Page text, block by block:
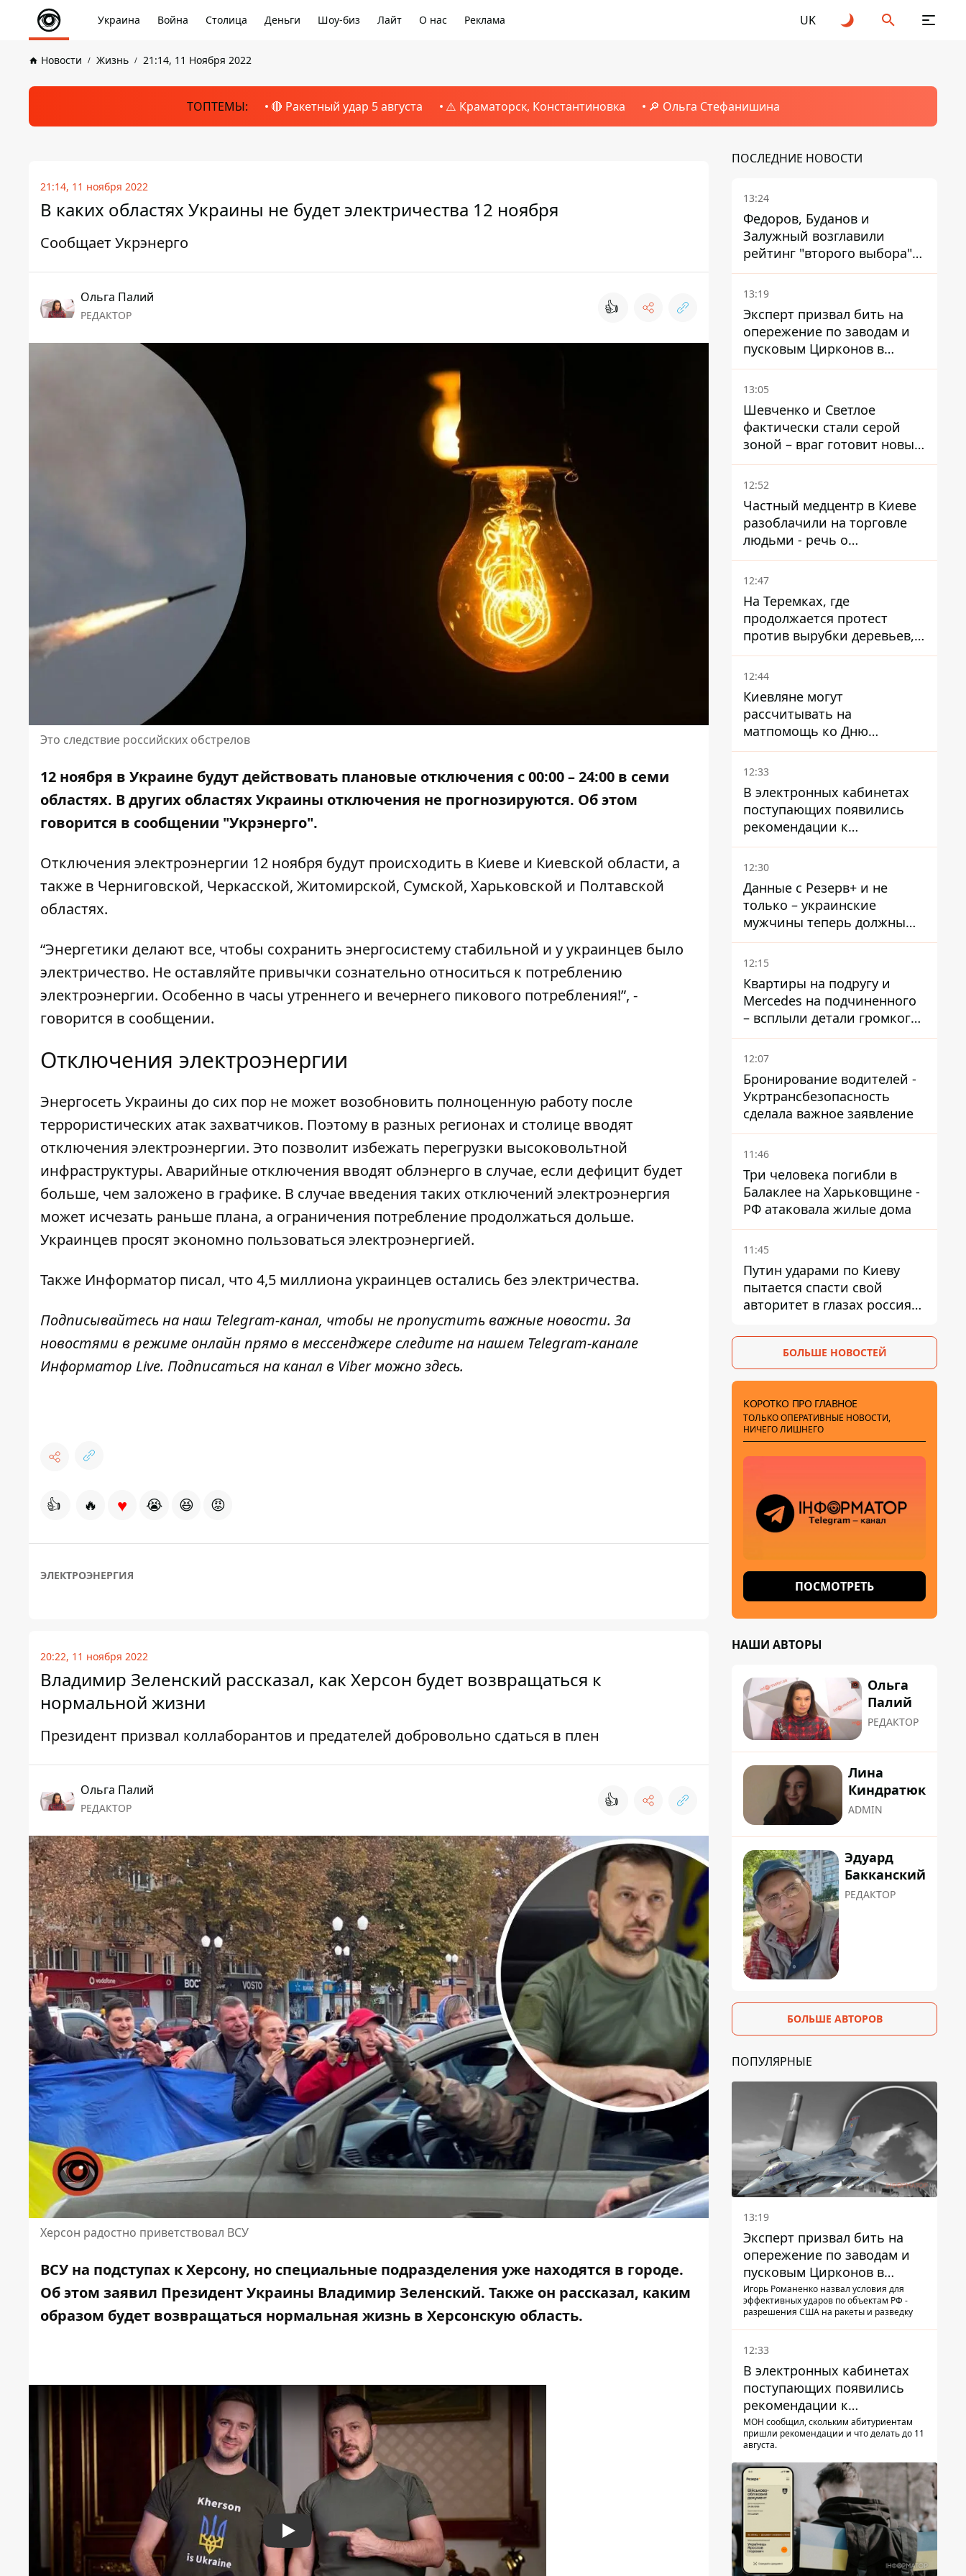
Украина Война Столица Деньги Шоу-биз Лайт О нас Реклама UK
Новости Жизнь 21:14, 11 Ноября 2022
ТОПТЕМЫ: 🔴 Ракетный удар 5 августа ⚠️ Краматорск, Константиновка 🔎 Ольга Стефанишина
21:14, 11 ноября 2022
В каких областях Украины не будет электричества 12 ноября
Сообщает Укрэнерго
Ольга Палий
РЕДАКТОР 👍
Это следствие российских обстрелов
12 ноября в Украине будут действовать плановые отключения с 00:00 – 24:00 в семи
областях. В других областях Украины отключения не прогнозируются. Об этом
говорится в сообщении "Укрэнерго".
Отключения электроэнергии 12 ноября будут происходить в Киеве и Киевской области, а
также в Черниговской, Черкасской, Житомирской, Сумской, Харьковской и Полтавской
областях.
“Энергетики делают все, чтобы сохранить энергосистему стабильной и у украинцев было
электричество. Не оставляйте привычки сознательно относиться к потреблению
электроэнергии. Особенно в часы утреннего и вечернего пикового потребления!”, -
говорится в сообщении.
Отключения электроэнергии
Энергосеть Украины до сих пор не может возобновить полноценную работу после
террористических атак захватчиков. Поэтому в разных регионах и столице вводят
отключения электроэнергии. Это позволит избежать перегрузки высоковольтной
инфраструктуры. Аварийные отключения вводят облэнерго в случае, если дефицит будет
больше, чем заложено в графике. В случае введения таких отключений электроэнергия
может исчезать раньше плана, а ограничения потребление продолжаться дольше.
Украинцев просят экономно пользоваться электроэнергией.
Также Информатор писал, что 4,5 миллиона украинцев остались без электричества.
Подписывайтесь на наш Telegram-канал, чтобы не пропустить важные новости. За
новостями в режиме онлайн прямо в мессенджере следите на нашем Telegram-канале
Информатор Live. Подписаться на канал в Viber можноздесь.
👍 🔥 ♥ 😭 😆 😡
ЭЛЕКТРОЭНЕРГИЯ
20:22, 11 ноября 2022
Владимир Зеленский рассказал, как Херсон будет возвращаться к
нормальной жизни
Президент призвал коллаборантов и предателей добровольно сдаться в плен
Ольга Палий
РЕДАКТОР 👍
Херсон радостно приветствовал ВСУ
ВСУ на подступах к Херсону, но специальные подразделения уже находятся в городе.
Об этом заявил Президент Украины Владимир Зеленский. Также он рассказал, каким
образом будет возвращаться нормальная жизнь в Херсонскую область.
Play
ПОСЛЕДНИЕ НОВОСТИ
13:24
Федоров, Буданов и
Залужный возглавили
рейтинг "второго выбора"
украинцев - опрос показал
альтернативные симпатии
13:19
Эксперт призвал бить на
опережение по заводам и
пусковым Цирконов в
России
13:05
Шевченко и Светлое
фактически стали серой
зоной – враг готовит новые
атаки на Добропольском
направлении
12:52
Частный медцентр в Киеве
разоблачили на торговле
людьми - речь о
суррогатном материнстве
12:47
На Теремках, где
продолжается протест
против вырубки деревьев,
произошла стычка со
спецназом полиции
12:44
Киевляне могут
рассчитывать на
матпомощь ко Дню
независимости - кому ее
дадут
12:33
В электронных кабинетах
поступающих появились
рекомендации к
зачислению на бакалавриат
и в магистратуру – что
12:30
Данные с Резерв+ и не
только – украинские
мужчины теперь должны
доказать непригодность к
службе, чтобы получить
12:15
Квартиры на подругу и
Mercedes на подчиненного
– всплыли детали громкого
дела НАБУ против
Стефанишиной
12:07
Бронирование водителей -
Укртрансбезопасность
сделала важное заявление
11:46
Три человека погибли в
Балаклее на Харьковщине -
РФ атаковала жилые дома
11:45
Путин ударами по Киеву
пытается спасти свой
авторитет в глазах россиян:
давлением - Sky News
БОЛЬШЕ НОВОСТЕЙ
КОРОТКО ПРО ГЛАВНОЕ
ТОЛЬКО ОПЕРАТИВНЫЕ НОВОСТИ,
НИЧЕГО ЛИШНЕГО
ПОСМОТРЕТЬ
НАШИ АВТОРЫ
Ольга
Палий
РЕДАКТОР
Лина
Киндратюк
ADMIN
Эдуард
Бакканский
РЕДАКТОР
БОЛЬШЕ АВТОРОВ
ПОПУЛЯРНЫЕ
13:19
Эксперт призвал бить на
опережение по заводам и
пусковым Цирконов в
России
Игорь Романенко назвал условия для
эффективных ударов по объектам РФ -
разрешения США на ракеты и разведку
12:33
В электронных кабинетах
поступающих появились
рекомендации к
зачислению на бакалавриат
и в магистратуру – что
МОН сообщил, скольким абитуриентам
пришли рекомендации и что делать до 11
августа.